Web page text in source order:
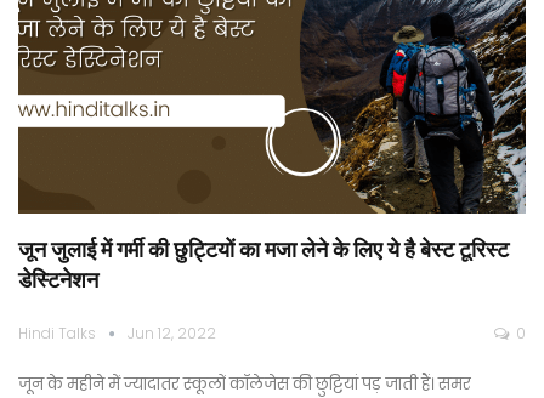
जून जुलाई में गर्मी की छुट्टियों का मजा लेने के लिए ये है बेस्ट टूरिस्ट
डेस्टिनेशन
Hindi Talks Jun 12, 2022 0
जून के महीने में ज्यादातर स्कूलों कॉलेजेस की छुट्टियां पड़ जाती हैं। समर